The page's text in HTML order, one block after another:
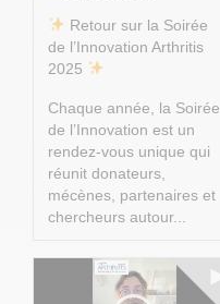
​ Retour sur la Soirée
de l’Innovation Arthritis
2025
Chaque année, la Soirée
de l’Innovation est un
rendez-vous unique qui
réunit donateurs,
mécènes, partenaires et
chercheurs autour...